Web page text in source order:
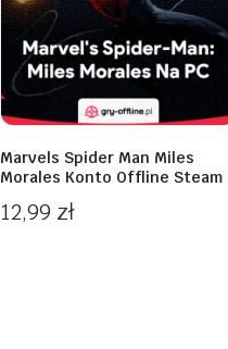
Marvels Spider Man Miles
Morales Konto Offline Steam
12,99 zł